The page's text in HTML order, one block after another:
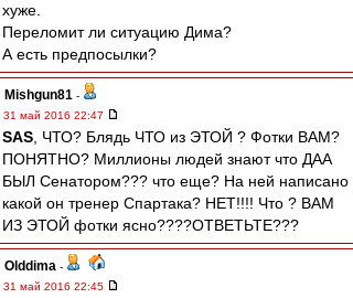
хуже.
Переломит ли ситуацию Дима?
А есть предпосылки?
Mishgun81 -
31 май 2016 22:47
SAS , ЧТО? Блядь ЧТО из ЭТОЙ ? Фотки ВАМ?
ПОНЯТНО? Миллионы людей знают что ДАА
БЫЛ Сенатором??? что еще? На ней написано
какой он тренер Спартака? НЕТ!!!! Что ? ВАМ
ИЗ ЭТОЙ фотки ясно????ОТВЕТЬТЕ???
Olddima -
31 май 2016 22:45